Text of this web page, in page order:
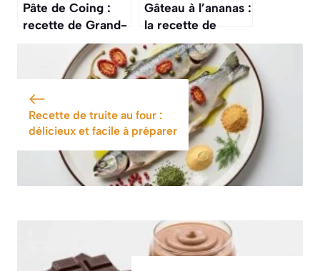
Pâte de Coing :
recette de Grand-
Mère Inratable
Gâteau à l’ananas :
la recette de
grand-mère
inratable
Recette de truite au four :
délicieux et facile à préparer